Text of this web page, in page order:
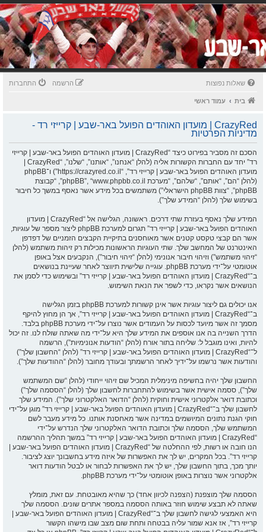
שאלות נפוצות התחברות הרשמה
בית עמוד ראשי
CrazyRed | מועדון האוהדים הפועל באר-שבע | קרייזי רד -
מדיניות הפרטיות
הסכם זה מסביר בפירוט כיצד “CrazyRed | מועדון האוהדים הפועל באר-שבע | קרייזי
מועדון האוהדים הפועל באר-שבע | קרייזי רד”, “https://crazyred.co.il”) ו־phpBB
(להלן “הם”, “אותם”, “שלהם”, “מערכת phpBB”, “www.phpbb.co.il”, “קבוצת
phpBB”, “צוות phpBB הישראלי”) משתמשים בכל מידע אשר נאסף במשך כל חיבור
בשימוש שלך (להלן “המידע שלך”).
המידע שלך נאסף בעזרת שתי דרכים. ראשונה, הגלישה אל “CrazyRed | מועדון
האוהדים הפועל באר-שבע | קרייזי רד” תגרום למערכת phpBB ליצור מספר של עוגיות,
אשר הם קבצי טקסט קטנים אשר מאוחסנים בתיקיית הקבצים הזמניים של דפדפן
האינטרנט של המחשב שלך. שתי העוגיות הראשונות מכילות רק זיהות משתמש (להלן
“זיהוי משתמש”) וזיהוי חיבור אנונימי (להלן “זיהוי חיבור”), הנקבעים אצל באופן
אוטומטי על־ידי מערכת phpBB. עוגייה שלישית תיווצר לאחר שעיינת בנושאים
ב־“CrazyRed | מועדון האוהדים הפועל באר-שבע | קרייזי רד” ובשימוש כדי לסמן את
הנושאים אשר נקראו, כדי לשפר את הנאת השימוש.
אנו יכולים גם ליצור עוגיות אשר אינן קשורות למערכת phpBB בזמן הגלישה
ב־“CrazyRed | מועדון האוהדים הפועל באר-שבע | קרייזי רד”, אך הן מחוץ להיקף
מסמך זה אשר מיועד לכסות על העמודים אשר נוצרו על־ידי מערכת phpBB בלבד.
הדרך השנייה בה אנו אוספים את המידע שלך היא על־ידי מה שאתה שולח לנו. זה יכול
להיות, ואינו מוגבל ל: שליחה בתור אורח (להלן “הודעות אנונימיות”), הרשמה
ל־“CrazyRed | מועדון האוהדים הפועל באר-שבע | קרייזי רד” (להלן “החשבון שלך”)
והודעות אשר נרשמו על־ידיך לאחר הרשמתך ובעודך מחובר (להלן “ההודעות שלך”).
החשבון שלך יהיה בחשיפה מינימלית המכיל שם זיהוי ייחודי (להלן “שם המשתמש
שלך”), ססמה אישית אשר בשימוש להתחברות לחשבון שלך (להלן “הססמה שלך”)
וכתובת דואר אלקטרוני אישית וחוקית (להלן “הדואר האלקטרוני שלך”). המידע שלך
לחשבון שלך ב־“CrazyRed | מועדון האוהדים הפועל באר-שבע | קרייזי רד” מוגן על־ידי
חוקי הגנת נתונים המיושמים במדינה אשר מאחסנת אותנו. כל מידע מעבר לשם
המשתמש שלך, הססמה שלך וכתובת הדואר האלקטרוני שלך הנדרש על־ידי
“CrazyRed | מועדון האוהדים הפועל באר-שבע | קרייזי רד” במשך תהליך ההרשמה
הנו חובה או רשות, לפי ההחלטה של “CrazyRed | מועדון האוהדים הפועל באר-שבע |
קרייזי רד”. בכל המקרים, יש לך את האפשרות של איזה מידע בחשבונך יוצג לציבור.
יותך מכך, בתוך החשבון שלך, יש לך את האפשרות לבחור או לבטל הודעות דואר
אלקטרוני אשר נוצרות באופן אוטומטי על־ידי מערכת phpBB.
הססמה שלך מוצפנת (הצפנה לכיוון אחד) כך שהיא מאובטחת. עם זאת, מומלץ
שאתה לא תבצע שימוש חוזר באותה הססמה במספר אתרים שונים. הססמה שלך
היא האמצעי לגישה לחשבון שלך ב־“CrazyRed | מועדון האוהדים הפועל באר-שבע |
קרייזי רד”, אז אנא שמור עליה בבטחה ותחת שום מצב שבו מישהו הקשור